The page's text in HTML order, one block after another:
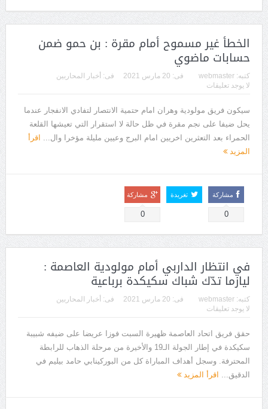
الخطأ غير مسموح أمام مقرة : بن حمو ضمن
حسابات ماضوي
كتبه: webmaster فى: 20 مارس 2021 فى: أخبار المحاربين
لا يوجد تعليقات
سيكون فريق مولودية وهران امام حتمية الانتصار لتفادي الانفجار عندما
يحل ضيفا على نجم مقرة في ظل حالة لا استقرار التي تعيشها القلعة
الحمراء بعد التعثرين اخريين امام البرج وعيين مليلة مؤخرا وال... اقرأ
المزيد
مشاركة
0
تغريدة مشاركة
0
في انتظار الداربي أمام مولودية العاصمة :
ليازما تدّك شباك سكيكدة برباعية
كتبه: webmaster فى: 20 مارس 2021 فى: أخبار المحاربين
لا يوجد تعليقات
حقق فريق اتحاد العاصمة ظهيرة السبت فوزا عريضا على ضيفه شبيبة
سكيكدة في إطار الجولة الـ19 والأخيرة من مرحلة الذهاب للرابطة
المحترفة. وسجل أهداف المباراة كل من البوركينابي حامد بيليم في
الدقيق... اقرأ المزيد